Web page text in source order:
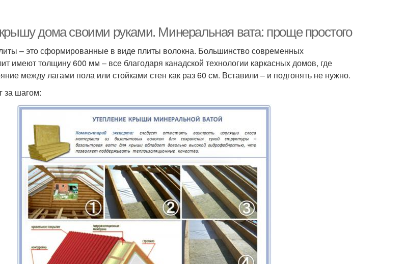
дома своими руками. Минеральная вата: проще простого
– это сформированные в виде плиты волокна. Большинство современных
имеют толщину 600 мм – все благодаря канадской технологии каркасных домов, где
между лагами пола или стойками стен как раз 60 см. Вставили – и подгонять не нужно.
за шагом: